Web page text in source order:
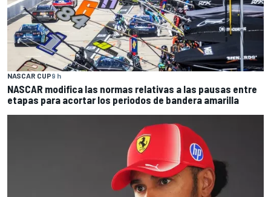
NASCAR CUP9 h
NASCAR modifica las normas relativas a las pausas entre
etapas para acortar los periodos de bandera amarilla